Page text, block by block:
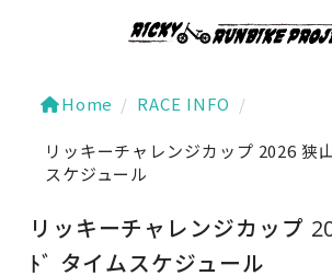
Home / RACE INFO /
リッキーチャレンジカップ 2026 狭
スケジュール
リッキーチャレンジカップ
ﾄﾞ タイムスケジュール